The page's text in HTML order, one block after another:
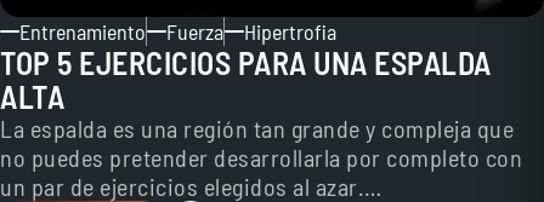
Entrenamiento Fuerza Hipertrofia
TOP 5 EJERCICIOS PARA UNA ESPALDA
ALTA
La espalda es una región tan grande y compleja que
no puedes pretender desarrollarla por completo con
un par de ejercicios elegidos al azar.…